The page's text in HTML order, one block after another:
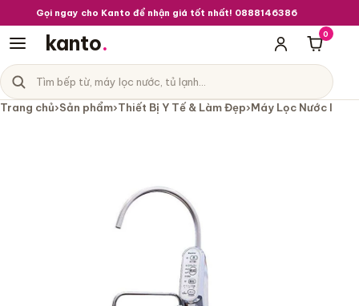
Gọi ngay cho Kanto để nhận giá tốt nhất! 0888146386
kanto.
Tìm sản phẩm
Danh mục sản phẩm
Giỏ
0
Máy lọc nước Ion kiềm Cleansui
Trang chủ›Sản phẩm›Thiết Bị Y Tế & Làm Đẹp›Máy Lọc Nước Ion